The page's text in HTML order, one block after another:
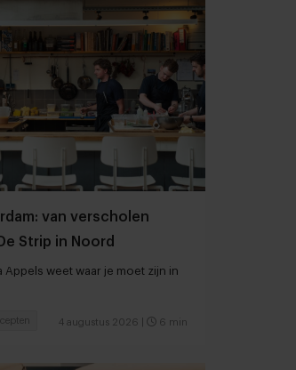
van verscholen
Strip in Noord
Appels weet waar je moet zijn in
4 augustus 2026 6 min